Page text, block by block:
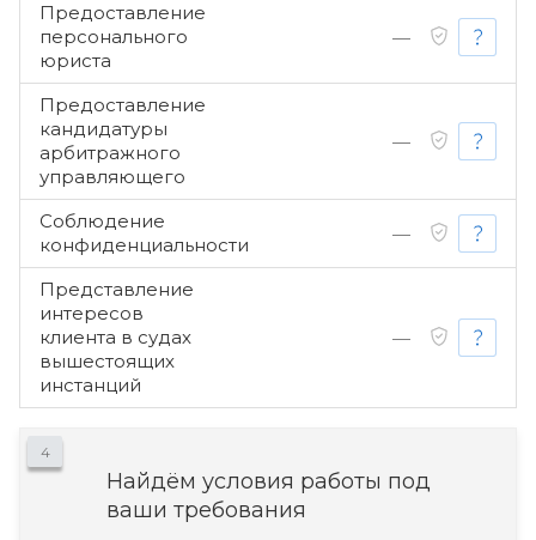
Предоставление
персонального
юриста
—
Предоставление
кандидатуры
арбитражного
управляющего
—
Соблюдение
конфиденциальности
—
Представление
интересов
клиента в судах
вышестоящих
инстанций
—
4
Найдём условия работы под
ваши требования